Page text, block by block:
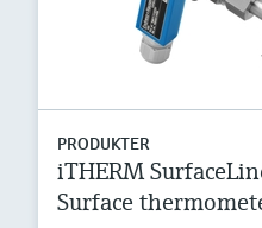
PRODUKTER
iTHERM
Surface